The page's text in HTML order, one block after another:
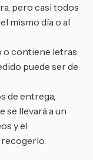
pero casi todos
mismo día o al
o contiene letras
puede ser de
de entrega,
se llevará a un
y el